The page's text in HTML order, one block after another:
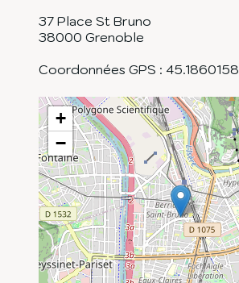
37 Place St Bruno
38000 Grenoble
Coordonnées GPS : 45.1860158
+
−